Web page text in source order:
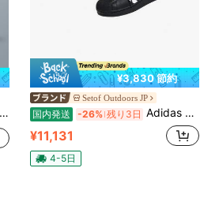
¥3,830 節約
Setof Outdoors JP
国内発送 -26% 残り3日 Adidas Superstar II Core Black Cloud White Unisex Sneakers
¥11,131
4-5日